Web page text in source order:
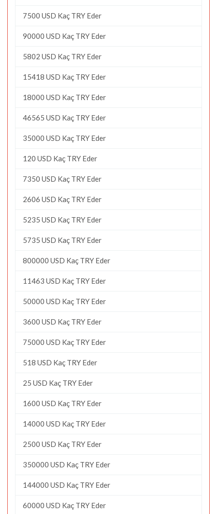
7500 USD Kaç TRY Eder
90000 USD Kaç TRY Eder
5802 USD Kaç TRY Eder
15418 USD Kaç TRY Eder
18000 USD Kaç TRY Eder
46565 USD Kaç TRY Eder
35000 USD Kaç TRY Eder
120 USD Kaç TRY Eder
7350 USD Kaç TRY Eder
2606 USD Kaç TRY Eder
5235 USD Kaç TRY Eder
5735 USD Kaç TRY Eder
800000 USD Kaç TRY Eder
11463 USD Kaç TRY Eder
50000 USD Kaç TRY Eder
3600 USD Kaç TRY Eder
75000 USD Kaç TRY Eder
518 USD Kaç TRY Eder
25 USD Kaç TRY Eder
1600 USD Kaç TRY Eder
14000 USD Kaç TRY Eder
2500 USD Kaç TRY Eder
350000 USD Kaç TRY Eder
144000 USD Kaç TRY Eder
60000 USD Kaç TRY Eder